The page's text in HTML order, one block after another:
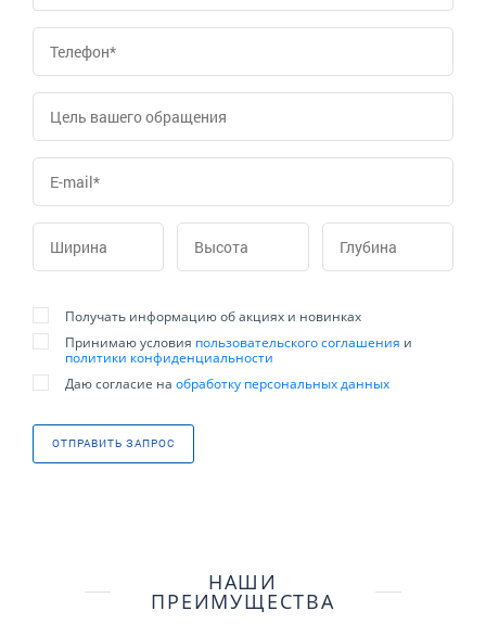
ОТПРАВИТЬ ЗАПРОС
Получать информацию об акциях и новинках
Принимаю условия пользовательского соглашения и
политики конфиденциальности
Даю согласие на обработку персональных данных
НАШИ
ПРЕИМУЩЕСТВА